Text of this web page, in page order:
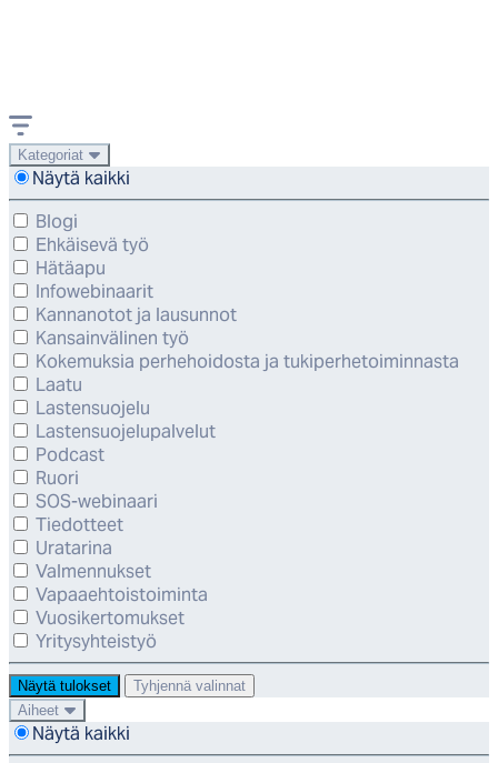
Kategoriat
Näytä kaikki
Blogi
Ehkäisevä työ
Hätäapu
Infowebinaarit
Kannanotot ja lausunnot
Kansainvälinen työ
Kokemuksia perhehoidosta ja tukiperhetoiminnasta
Laatu
Lastensuojelu
Lastensuojelupalvelut
Podcast
Ruori
SOS-webinaari
Tiedotteet
Uratarina
Valmennukset
Vapaaehtoistoiminta
Vuosikertomukset
Yritysyhteistyö
Näytä tulokset
Tyhjennä valinnat
Aiheet
Näytä kaikki